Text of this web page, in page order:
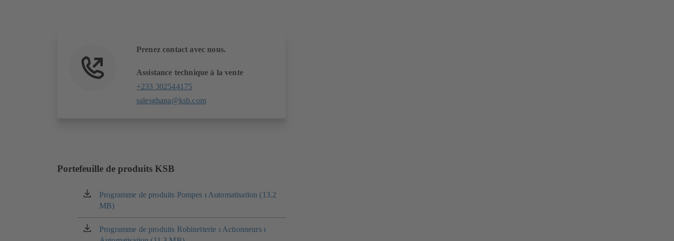
Prenez contact avec nous.
Assistance technique à la vente
+233 302544175
salesghana@ksb.com
Portefeuille de produits KSB
Programme de produits Pompes ı Automatisation (13.2
MB)
(s'ouvre
dans
un
nouvel
onglet)
Programme de produits Robinetterie ı Actionneurs ı
(s'ouvre